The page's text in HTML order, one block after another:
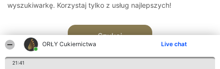
ORŁY Cukiernictwa Live chat
21:41
wyszukiwarkę. Korzystaj tylko z usług najlepszych!
Szukaj